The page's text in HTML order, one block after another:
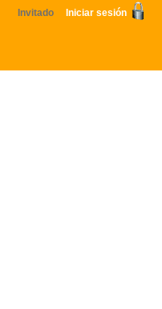
Invitado Iniciar sesión